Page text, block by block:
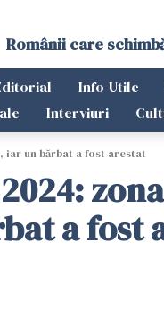
Românii care
Info-Utile
Interviuri
iar un bărbat a fost arestat
a fost